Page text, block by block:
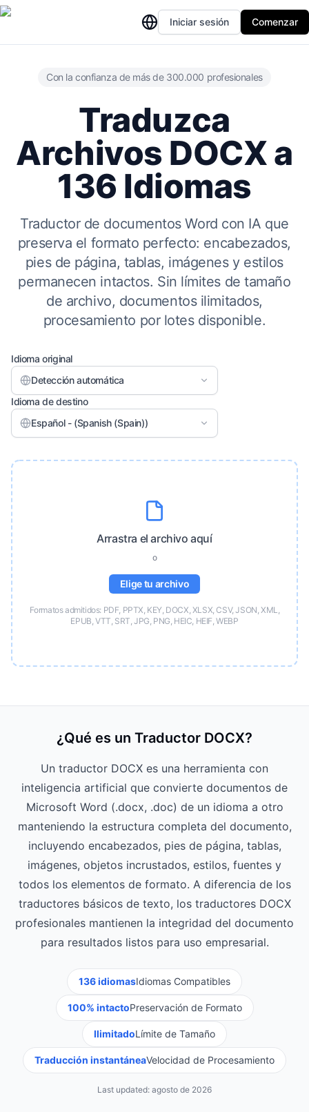
Iniciar sesión Comenzar
Con la confianza de más de 300.000 profesionales
Traduzca
Archivos DOCX a
136 Idiomas
Traductor de documentos Word con IA que
preserva el formato perfecto: encabezados,
pies de página, tablas, imágenes y estilos
permanecen intactos. Sin límites de tamaño
de archivo, documentos ilimitados,
procesamiento por lotes disponible.
Idioma original
Detección automática
Idioma de destino
Español - (Spanish (Spain))
Arrastra el archivo aquí
o
Elige tu archivo
Formatos admitidos: PDF, PPTX, KEY, DOCX, XLSX, CSV, JSON, XML,
EPUB, VTT, SRT, JPG, PNG, HEIC, HEIF, WEBP
¿Qué es un Traductor DOCX?
Un traductor DOCX es una herramienta con
inteligencia artificial que convierte documentos de
Microsoft Word (.docx, .doc) de un idioma a otro
manteniendo la estructura completa del documento,
incluyendo encabezados, pies de página, tablas,
imágenes, objetos incrustados, estilos, fuentes y
todos los elementos de formato. A diferencia de los
traductores básicos de texto, los traductores DOCX
profesionales mantienen la integridad del documento
para resultados listos para uso empresarial.
136 idiomasIdiomas Compatibles
100% intactoPreservación de Formato
IlimitadoLímite de Tamaño
Traducción instantáneaVelocidad de Procesamiento
Last updated: agosto de 2026